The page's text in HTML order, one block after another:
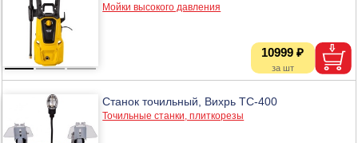
Мойки высокого давления
10999 ₽
Станок точильный, Вихрь ТС-400
Точильные станки, плиткорезы